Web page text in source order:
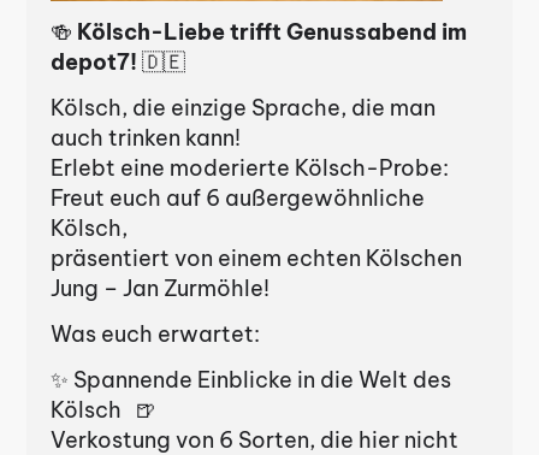
🍻 Kölsch-Liebe trifft Genussabend im
depot7! 🇩🇪
Kölsch, die einzige Sprache, die man
auch trinken kann!
Erlebt eine moderierte Kölsch-Probe:
Freut euch auf 6 außergewöhnliche
Kölsch,
präsentiert von einem echten Kölschen
Jung – Jan Zurmöhle!
Was euch erwartet:
✨ Spannende Einblicke in die Welt des
Kölsch 🍺
Verkostung von 6 Sorten, die hier nicht